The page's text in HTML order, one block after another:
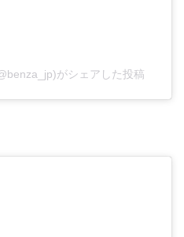
がシェアした投稿